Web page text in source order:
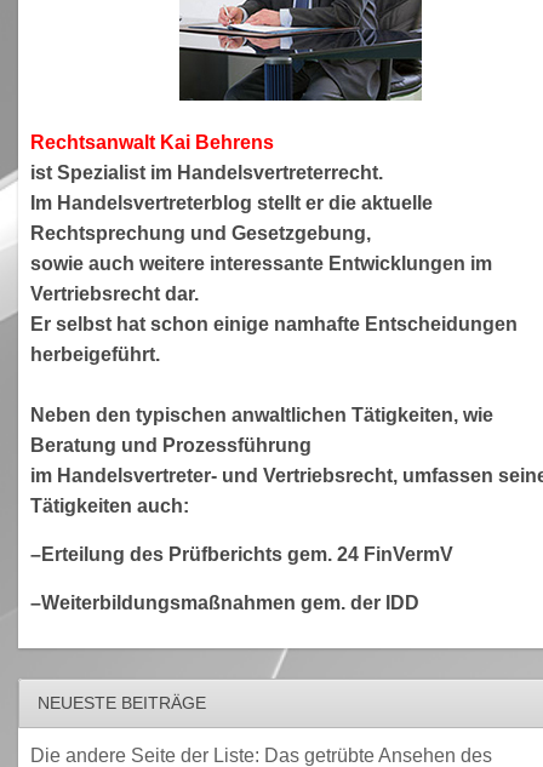
Rechtsanwalt Kai Behrens
ist Spezialist im Handelsvertreterrecht.
Im Handelsvertreterblog stellt er die aktuelle
Rechtsprechung und Gesetzgebung,
sowie auch weitere interessante Entwicklungen im
Vertriebsrecht dar.
Er selbst hat schon einige namhafte Entscheidungen
herbeigeführt.
Neben den typischen anwaltlichen Tätigkeiten, wie
Beratung und Prozessführung
im Handelsvertreter- und Vertriebsrecht, umfassen
Tätigkeiten auch:
–Erteilung des Prüfberichts gem. 24 FinVermV
–Weiterbildungsmaßnahmen gem. der IDD
NEUESTE BEITRÄGE
Die andere Seite der Liste: Das getrübte Ansehen des